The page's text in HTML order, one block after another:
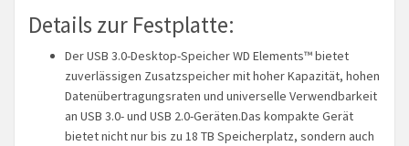
Details zur Festplatte:
Der USB 3.0-Desktop-Speicher WD Elements™ bietet
zuverlässigen Zusatzspeicher mit hoher Kapazität, hohen
Datenübertragungsraten und universelle Verwendbarkeit
an USB 3.0- und USB 2.0-Geräten.Das kompakte Gerät
bietet nicht nur bis zu 18 TB Speicherplatz, sondern auch